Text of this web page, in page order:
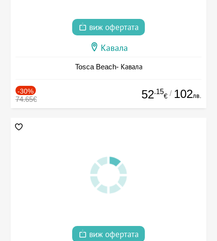
виж офертата
Кавала
Tosca Beach- Кавала
-30%
74.65€ 52.15
€ / 102лв.
виж офертата